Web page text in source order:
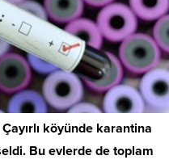
köyünde karantina
Bu evlerde de toplam